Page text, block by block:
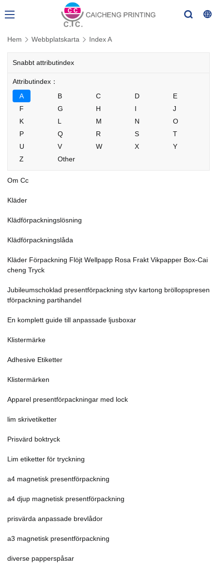
Hem Webbplatskarta Index A
Snabbt attributindex
Attributindex：
A
B C D
E
F
G H I
J
K
L M N
O
P
Q R S
T
U
V W X
Y
Z
Other
Om Cc
Kläder
Klädförpackningslösning
Klädförpackningslåda
Kläder Förpackning Flöjt Wellpapp Rosa Frakt Vikpapper Box-Cai
cheng Tryck
Jubileumschoklad presentförpackning styv kartong bröllopspresen
tförpackning partihandel
En komplett guide till anpassade ljusboxar
Klistermärke
Adhesive Etiketter
Klistermärken
Apparel presentförpackningar med lock
lim skrivetiketter
Prisvärd boktryck
Lim etiketter för tryckning
a4 magnetisk presentförpackning
a4 djup magnetisk presentförpackning
prisvärda anpassade brevlådor
a3 magnetisk presentförpackning
diverse papperspåsar